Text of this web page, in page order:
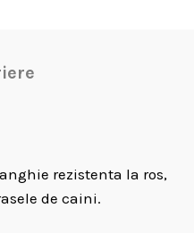
rezistenta la ros,
de caini.